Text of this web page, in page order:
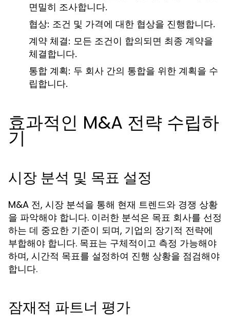
면밀히 조사합니다.
협상: 조건 및 가격에 대한 협상을 진행합니다.
계약 체결: 모든 조건이 합의되면 최종 계약을
체결합니다.
통합 계획: 두 회사 간의 통합을 위한 계획을 수
립합니다.
효과적인 M&A 전략 수립하
기
시장 분석 및 목표 설정
M&A 전, 시장 분석을 통해 현재 트렌드와 경쟁 상황
을 파악해야 합니다. 이러한 분석은 목표 회사를 선정
하는 데 중요한 기준이 되며, 기업의 장기적 전략에
부합해야 합니다. 목표는 구체적이고 측정 가능해야
하며, 시간적 목표를 설정하여 진행 상황을 점검해야
합니다.
잠재적 파트너 평가